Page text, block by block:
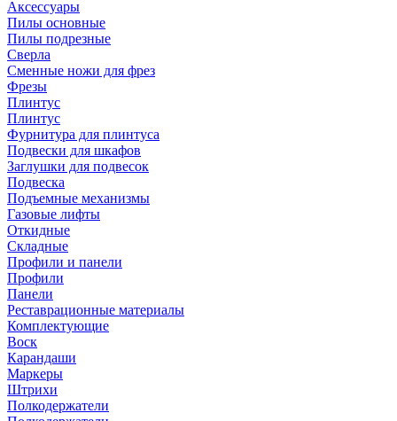
Аксессуары
Пилы основные
Пилы подрезные
Сверла
Сменные ножи для фрез
Фрезы
Плинтус
Плинтус
Фурнитура для плинтуса
Подвески для шкафов
Заглушки для подвесок
Подвеска
Подъемные механизмы
Газовые лифты
Откидные
Складные
Профили и панели
Профили
Панели
Реставрационные материалы
Комплектующие
Воск
Карандаши
Маркеры
Штрихи
Полкодержатели